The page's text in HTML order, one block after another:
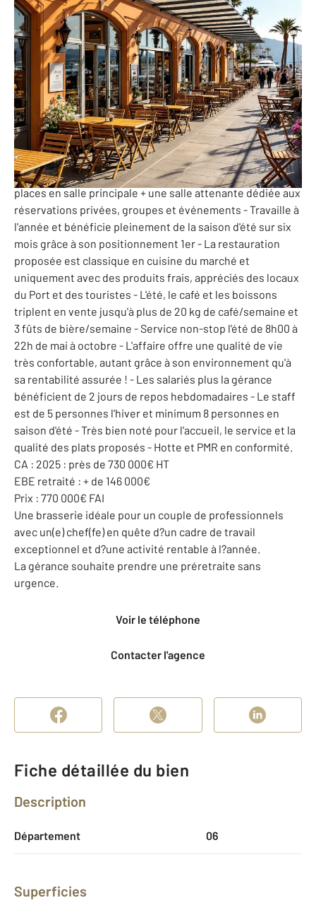
770 000 €
PERF (Potentiel de l'Entreprise et Rentabilité Financière)
: 146 270 €
06- BRASSERIE LICENCE IV
Exceptionnel! Située sur l?un des ports les plus
emblématiques de la Côte d?Azur, la brasserie bénéficie
d?une visibilité et d?une fréquentation à l'année - Une très
grande terrasse de plus de 80 places à disposition - 25
places en salle principale + une salle attenante dédiée aux
réservations privées, groupes et événements - Travaille à
l'année et bénéficie pleinement de la saison d'été sur six
mois grâce à son positionnement 1er - La restauration
proposée est classique en cuisine du marché et
uniquement avec des produits frais, appréciés des locaux
du Port et des touristes - L'été, le café et les boissons
triplent en vente jusqu'à plus de 20 kg de café/semaine et
3 fûts de bière/semaine - Service non-stop l'été de 8h00 à
22h de mai à octobre - L'affaire offre une qualité de vie
très confortable, autant grâce à son environnement qu'à
sa rentabilité assurée ! - Les salariés plus la gérance
bénéficient de 2 jours de repos hebdomadaires - Le staff
est de 5 personnes l'hiver et minimum 8 personnes en
saison d'été - Très bien noté pour l'accueil, le service et la
qualité des plats proposés - Hotte et PMR en conformité.
CA : 2025 : près de 730 000€ HT
EBE retraité : + de 146 000€
Prix : 770 000€ FAI
Une brasserie idéale pour un couple de professionnels
avec un(e) chef(fe) en quête d?un cadre de travail
exceptionnel et d?une activité rentable à l?année.
La gérance souhaite prendre une préretraite sans
urgence.
Voir le téléphone
Contacter l'agence
Fiche détaillée du bien
Description
Département 06
Superficies